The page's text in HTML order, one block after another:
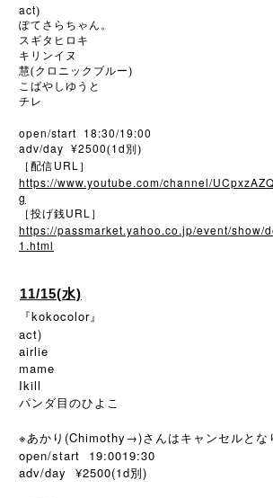
act)
ぽてさらちゃん。
スギタヒロキ
キリンイヌ
慧(クロニックブルー)
こばやしゆうと
チレ
open/start 18:30/19:00
adv/day ¥2500(1d 別)
［配信 URL ］
https://www.youtube.com/channel/
g
［投げ銭URL ］
https://passmarket.yahoo.co.jp/event/show/
1.html
11/15(水)
『kokocolor』
act)
airlie
mame
Ikill
パンダ目のひよこ
※あかり(Chimothy→)さんはキャンセルとな
open/start 19:0019:30
adv/day ¥2500(1d別)